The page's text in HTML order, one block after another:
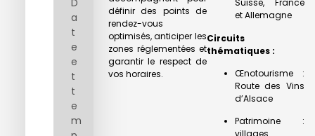
Suisse, France
et Allemagne
Circuits
thématiques :
Œnotourisme :
Route des Vins
d’Alsace
Patrimoine :
définir des points de
rendez-vous
optimisés, anticiper les
zones réglementées et
garantir le respect de
vos horaires.
a
t
e
e
t
t
e
m